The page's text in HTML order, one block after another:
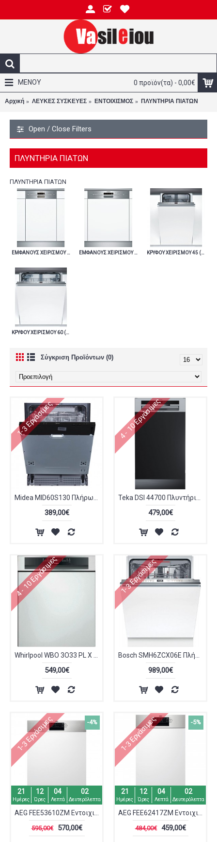
0 προϊόν(τα) - 0,00€
ΜΕΝΟΥ
Αρχική ΛΕΥΚΕΣ ΣΥΣΚΕΥΕΣ ΕΝΤΟΙΧΙΣΜΟΣ ΠΛΥΝΤΗΡΙΑ ΠΙΑΤΩΝ
Open / Close Filters
ΠΛΥΝΤΗΡΙΑ ΠΙΑΤΩΝ
ΠΛΥΝΤΗΡΙΑ ΠΙΑΤΩΝ
ΕΜΦΑΝΟΥΣ ΧΕΙΡΙΣΜΟΥ 45 (18) ΕΜΦΑΝΟΥΣ ΧΕΙΡΙΣΜΟΥ 60 (29) ΚΡΥΦΟΥ ΧΕΙΡΙΣΜΟΥ 45 (28)
ΚΡΥΦΟΥ ΧΕΙΡΙΣΜΟΥ 60 (60)
Σύγκριση Προϊόντων (0)
1-3 Εργάσιμες
389,00€
4 - 10 Εργάσιμες
479,00€
4 - 10 Εργάσιμες
549,00€
1-3 Εργάσιμες
989,00€
-4%
1-3 Εργάσιμες
21
Ημέρες
12
Ώρες
04
Λεπτά
02
Δευτερόλεπτα
595,00€ 570,00€
-5%
1-3 Εργάσιμες
21
Ημέρες
12
Ώρες
04
Λεπτά
02
Δευτερόλεπτα
484,00€ 459,00€